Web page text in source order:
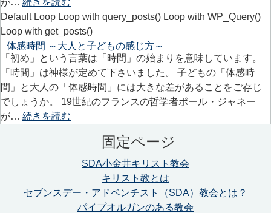
が… 続きを読む
Default Loop Loop with query_posts() Loop with WP_Query()
Loop with get_posts()
体感時間 ～大人と子どもの感じ方～
「初め」という言葉は「時間」の始まりを意味しています。
「時間」は神様が定めて下さいました。 子どもの「体感時
間」と大人の「体感時間」には大きな差があることをご存じ
でしょうか。 19世紀のフランスの哲学者ポール・ジャネー
が… 続きを読む
固定ページ
SDA小金井キリスト教会
キリスト教とは
セブンスデー・アドベンチスト（SDA）教会とは？
パイプオルガンのある教会